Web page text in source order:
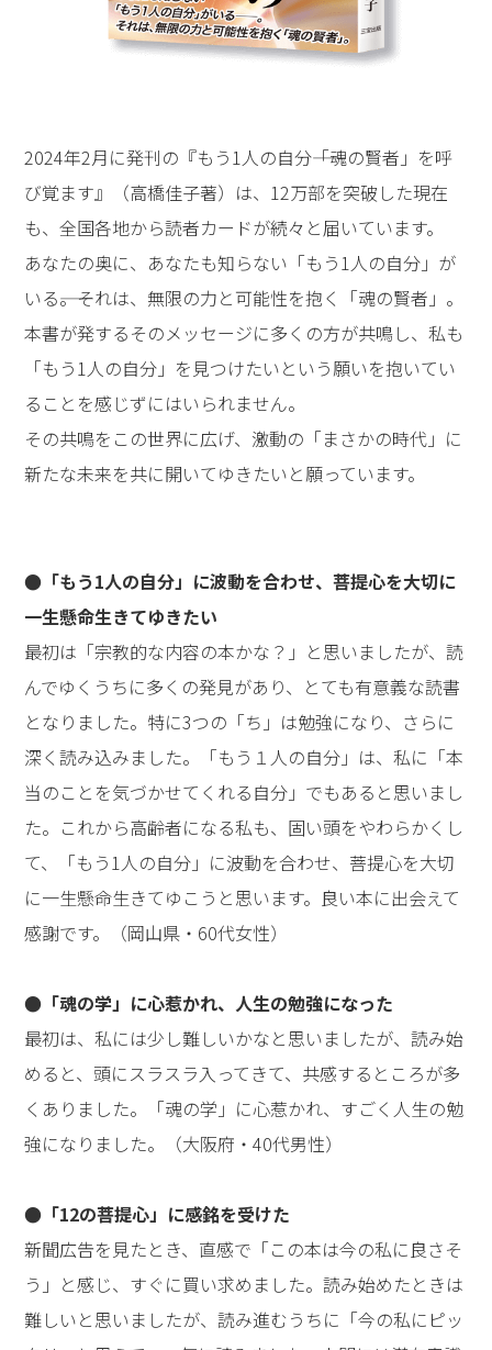
2024年2月に発刊の『もう1人の自分――「魂の賢者」を呼
び覚ます』（高橋佳子著）は、12万部を突破した現在
も、全国各地から読者カードが続々と届いています。
あなたの奥に、あなたも知らない「もう1人の自分」が
いる――。それは、無限の力と可能性を抱く「魂の賢者」。
本書が発するそのメッセージに多くの方が共鳴し、私も
「もう1人の自分」を見つけたいという願いを抱いてい
ることを感じずにはいられません。
その共鳴をこの世界に広げ、激動の「まさかの時代」に
新たな未来を共に開いてゆきたいと願っています。
●「もう1人の自分」に波動を合わせ、菩提心を大切に
一生懸命生きてゆきたい
最初は「宗教的な内容の本かな？」と思いましたが、読
んでゆくうちに多くの発見があり、とても有意義な読書
となりました。特に3つの「ち」は勉強になり、さらに
深く読み込みました。「もう１人の自分」は、私に「本
当のことを気づかせてくれる自分」でもあると思いまし
た。これから高齢者になる私も、固い頭をやわらかくし
て、「もう1人の自分」に波動を合わせ、菩提心を大切
に一生懸命生きてゆこうと思います。良い本に出会えて
感謝です。（岡山県・60代女性）
●「魂の学」に心惹かれ、人生の勉強になった
最初は、私には少し難しいかなと思いましたが、読み始
めると、頭にスラスラ入ってきて、共感するところが多
くありました。「魂の学」に心惹かれ、すごく人生の勉
強になりました。（大阪府・40代男性）
●「12の菩提心」に感銘を受けた
新聞広告を見たとき、直感で「この本は今の私に良さそ
う」と感じ、すぐに買い求めました。読み始めたときは
難しいと思いましたが、読み進むうちに「今の私にピッ